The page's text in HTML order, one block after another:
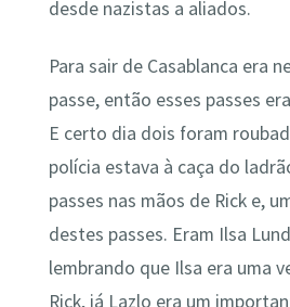
desde nazistas a aliados.
Para sair de Casablanca era
passe, então esses passes
E certo dia dois foram
polícia estava à caça do
passes nas mãos de Rick e,
destes passes. Eram Ilsa
lembrando que Ilsa era uma
Rick, já Lazlo era um